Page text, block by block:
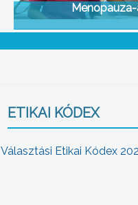
ETIKAI KÓDEX
Választási Etikai Kódex